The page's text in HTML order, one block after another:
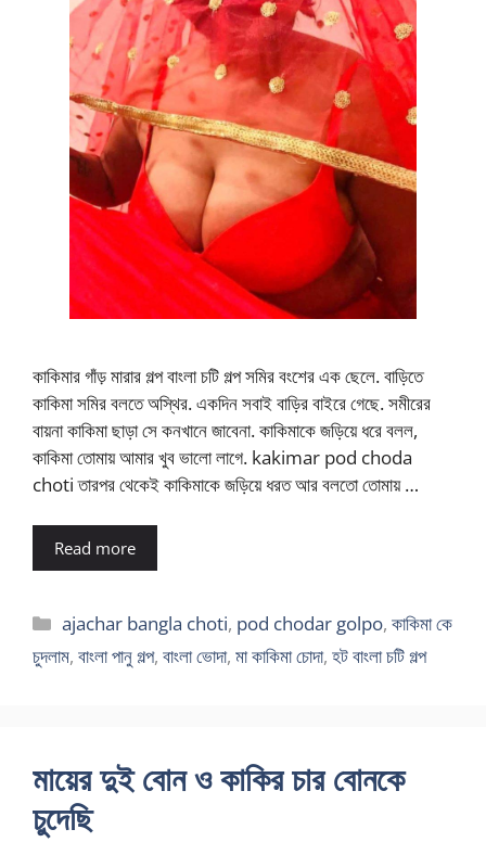
কাকিমার গাঁড় মারার গল্প বাংলা চটি গল্প সমির বংশের এক ছেলে. বাড়িতে
কাকিমা সমির বলতে অস্থির. একদিন সবাই বাড়ির বাইরে গেছে. সমীরের
বায়না কাকিমা ছাড়া সে কনখানে জাবেনা. কাকিমাকে জড়িয়ে ধরে বলল,
কাকিমা তোমায় আমার খুব ভালো লাগে. kakimar pod choda
choti তারপর থেকেই কাকিমাকে জড়িয়ে ধরত আর বলতো তোমায় …
Read more
Categories
ajachar bangla choti, pod chodar golpo,কাকিমা কে
চুদলাম, বাংলা পানু গল্প, বাংলা ভোদা, মা কাকিমা চোদা, হট বাংলা চটি গল্প
মায়ের দুই বোন ও কাকির চার বোনকে
চুদেছি